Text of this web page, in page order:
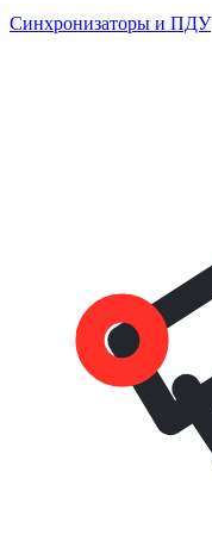
Синхронизаторы и ПДУ